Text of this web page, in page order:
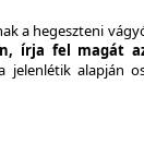
a hegeszteni
írja fel magát
jelenlétik alapján